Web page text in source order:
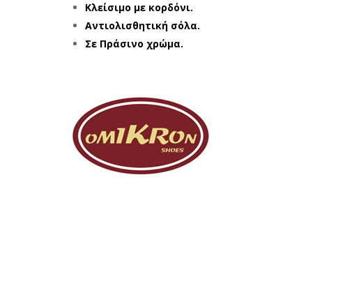
Κλείσιμο με κορδόνι.
Αντιολισθητική σόλα.
Σε Πράσινο χρώμα.